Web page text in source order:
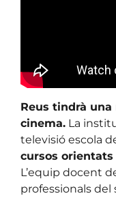
Reus tindrà
cinema. La
televisió escola
cursos
L’equip docent
professionals del